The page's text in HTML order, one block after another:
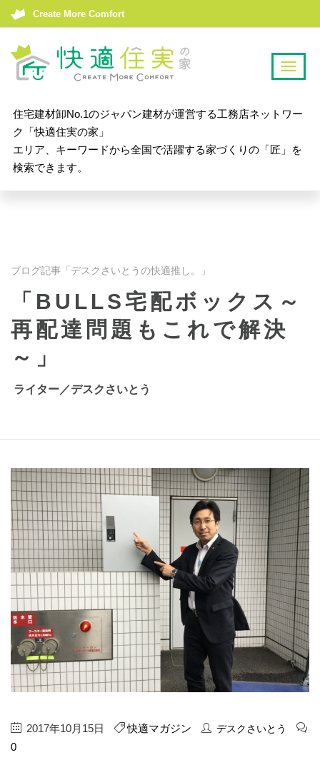
Create More Comfort
T
a
i
住宅建材卸No.1のジャパン建材が運営する工務店ネットワー
ク「快適住実の家」
エリア、キーワードから全国で活躍する家づくりの「匠」を
検索できます。
ブログ記事「デスクさいとうの快適推し。」
「BULLS宅配ボックス～
再配達問題もこれで解決
～」
ライター／デスクさいとう
2017年10月15日 快適マガジン デスクさいとう
0